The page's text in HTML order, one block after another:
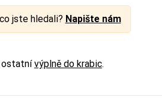
jste hledali? Napište nám
ostatnívýplně do krabic.